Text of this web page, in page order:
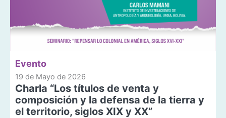
Evento
19 de Mayo de 2026
Charla “Los títulos de venta y
composición y la defensa de la tierra y
el territorio, siglos XIX y XX”